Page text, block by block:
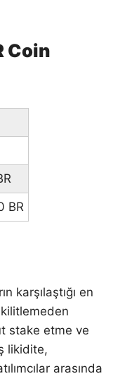
Coin
BR
karşılaştığı en
kilitlemeden
stake etme ve
likidite,
arasında